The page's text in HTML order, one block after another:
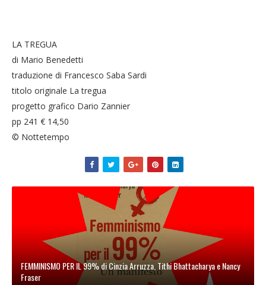
LA TREGUA
di Mario Benedetti
traduzione di Francesco Saba Sardi
titolo originale La tregua
progetto grafico Dario Zannier
pp 241 € 14,50
© Nottetempo
FEMMINISMO PER IL 99% di Cinzia Arruzza, Tithi Bhattacharya e Nancy
Fraser